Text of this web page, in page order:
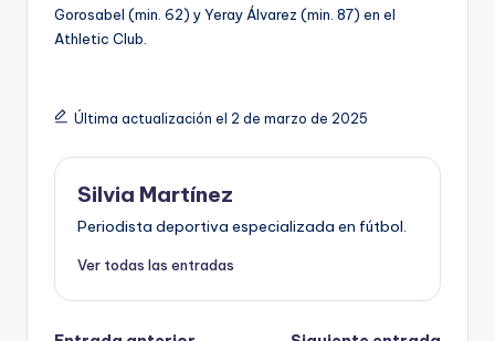
Gorosabel (min. 62) y Yeray Álvarez (min. 87) en el
Athletic Club.
Última actualización el 2 de marzo de 2025
Silvia Martínez
Periodista deportiva especializada en fútbol.
Ver todas las entradas